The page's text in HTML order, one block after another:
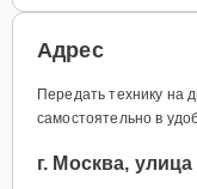
Адрес
Передать технику на
самостоятельно в
г. Москва,